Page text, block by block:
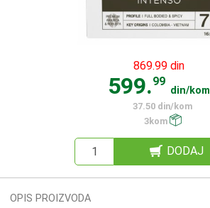
869.99 din
599.99
din/kom
37.50 din/kom
3kom
DODAJ
OPIS PROIZVODA